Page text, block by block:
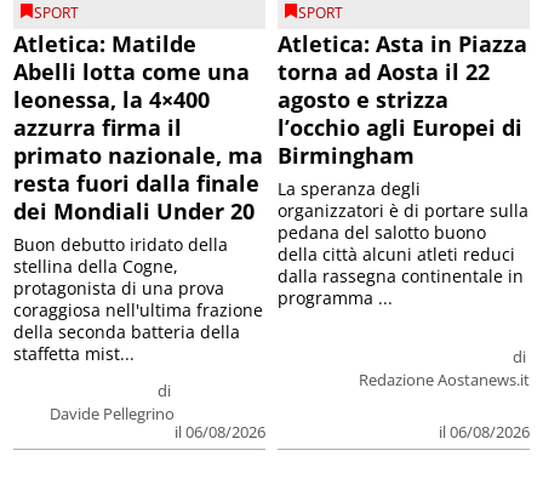
SPORT
Atletica: Matilde
Abelli lotta come una
leonessa, la 4×400
azzurra firma il
primato nazionale, ma
resta fuori dalla finale
dei Mondiali Under 20
di
Davide Pellegrino
il 06/08/2026
Buon debutto iridato della
stellina della Cogne,
protagonista di una prova
coraggiosa nell'ultima frazione
della seconda batteria della
staffetta mist...
SPORT
Atletica: Asta in Piazza
torna ad Aosta il 22
agosto e strizza
l’occhio agli Europei di
Birmingham
di
Redazione Aostanews.it
il 06/08/2026
La speranza degli
organizzatori è di portare sulla
pedana del salotto buono
della città alcuni atleti reduci
dalla rassegna continentale in
programma ...